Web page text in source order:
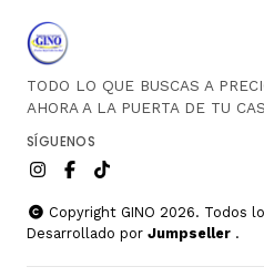
TODO LO QUE BUSCAS A
AHORA A LA PUERTA DE TU
SÍGUENOS
Copyright GINO 2026. Todos
Desarrollado por Jumpseller .